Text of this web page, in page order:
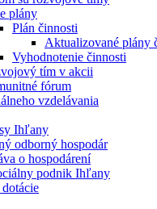
plány
Plán činnosti
Aktualizované plány
Vyhodnotenie činnosti
tím v akcii
fórum
vzdelávania
Ihľany
odborný hospodár
o hospodárení
podnik Ihľany